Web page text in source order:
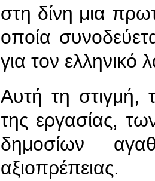
στη δίνη μια
οποία
για τον ελληνικό
Αυτή τη στιγμή,
της εργασίας,
δημοσίων
αξιοπρέπειας.